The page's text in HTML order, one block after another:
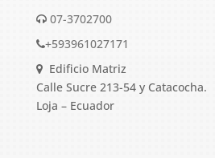
07-3702700
+593961027171
Edificio Matriz
Calle Sucre 213-54 y Catacocha.
Loja – Ecuador